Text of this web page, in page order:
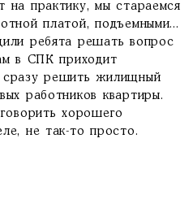
на практику, мы стараемся
платой, подъемными...
ребята решать вопрос
в СПК приходит
решить жилищный
работников квартиры.
хорошего
не так-то просто.